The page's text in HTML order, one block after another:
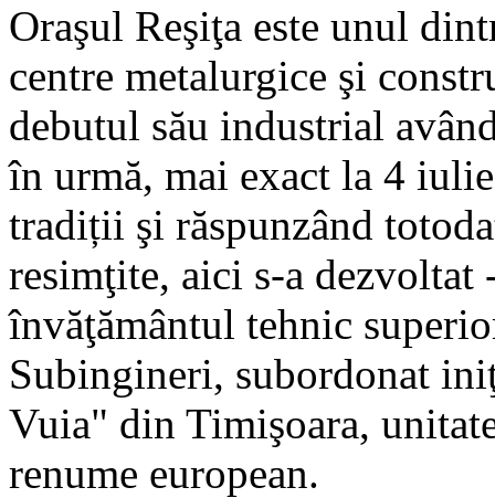
Oraşul Reşiţa este unul
centre metalurgice şi
debutul său industrial
în urmă, mai exact la 4
tradiții şi răspunzând
resimţite, aici s-a dezvoltat
învăţământul tehnic
Subingineri, subordonat
Vuia" din Timişoara,
renume european.